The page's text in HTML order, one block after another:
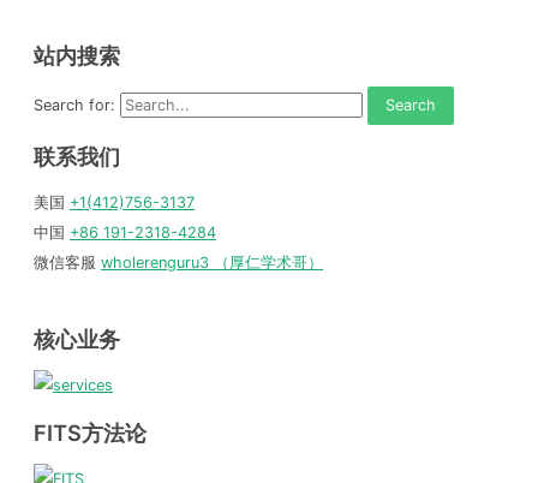
站内搜索
Search for:
联系我们
美国 +1(412)756-3137
中国 +86 191-2318-4284
微信客服 wholerenguru3 （厚仁学术哥）
核心业务
FITS方法论